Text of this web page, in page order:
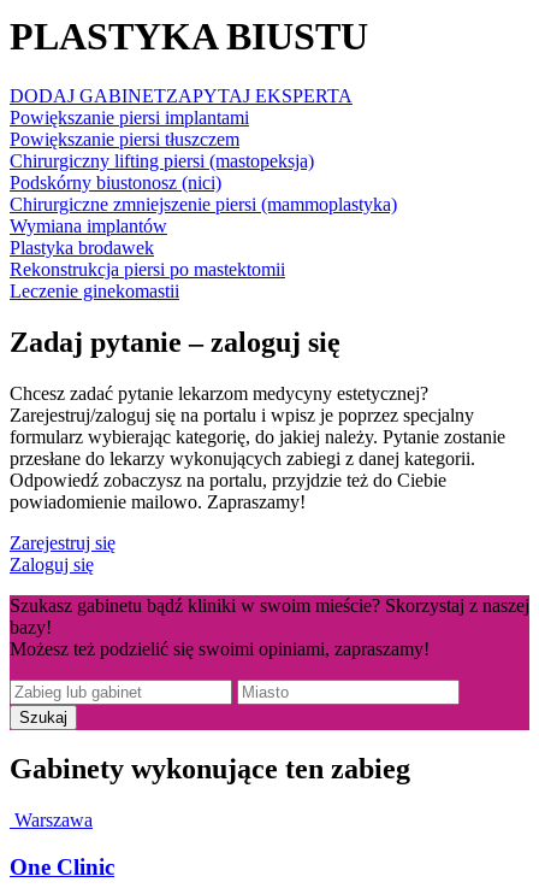
PLASTYKA BIUSTU
DODAJ GABINETZAPYTAJ EKSPERTA
Powiększanie piersi implantami
Powiększanie piersi tłuszczem
Chirurgiczny lifting piersi (mastopeksja)
Podskórny biustonosz (nici)
Chirurgiczne zmniejszenie piersi (mammoplastyka)
Wymiana implantów
Plastyka brodawek
Rekonstrukcja piersi po mastektomii
Leczenie ginekomastii
Zadaj pytanie – zaloguj się
Chcesz zadać pytanie lekarzom medycyny estetycznej?
Zarejestruj/zaloguj się na portalu i wpisz je poprzez specjalny
formularz wybierając kategorię, do jakiej należy. Pytanie zostanie
przesłane do lekarzy wykonujących zabiegi z danej kategorii.
Odpowiedź zobaczysz na portalu, przyjdzie też do Ciebie
powiadomienie mailowo. Zapraszamy!
Zarejestruj się
Zaloguj się
Szukasz gabinetu bądź kliniki w swoim mieście? Skorzystaj z naszej
bazy!
Możesz też podzielić się swoimi opiniami, zapraszamy!
Gabinety wykonujące ten zabieg
Warszawa
One Clinic